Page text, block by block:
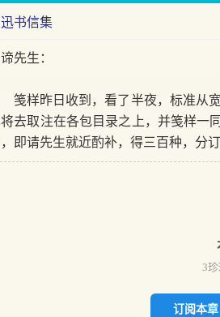
书信集
先生：
昨日收到，看了半夜，标准从宽
去取注在各包目录之上，并笺样一
即请先生就近酌补，得三百种，分
3珍
订阅本章